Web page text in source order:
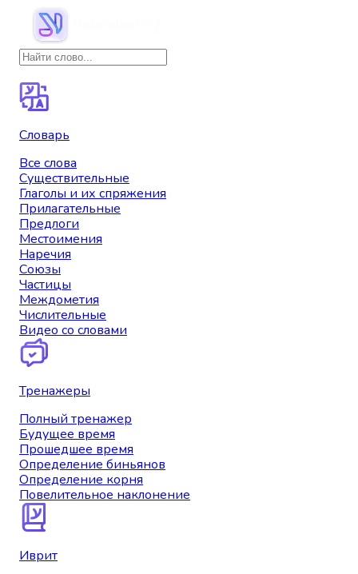
Словарь
Все слова
Существительные
Глаголы и их спряжения
Прилагательные
Предлоги
Местоимения
Наречия
Союзы
Частицы
Междометия
Числительные
Видео со словами
Тренажеры
Полный тренажер
Будущее время
Прошедшее время
Определение биньянов
Определение корня
Повелительное наклонение
Иврит